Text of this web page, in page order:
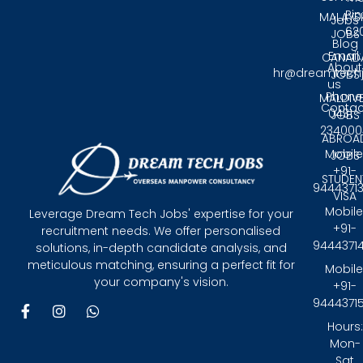
Leverage Dream Tech Jobs' expertise for your
recruitment needs. We offer personalised
solutions, in-depth candidate analysis, and
meticulous matching, ensuring a perfect fit for
your company's vision.
F
a
I
W
JOBS
JOBS
JOBS
JOBS
VISA
Jobs
Blog
About
us
Pin:
Email:
0431 -
+91-
+91-
+91-
Hours:
Mon-